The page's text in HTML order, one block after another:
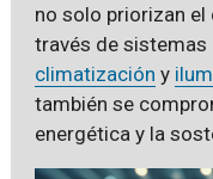
no solo priorizan
través de
climatización y
también se
energética y la